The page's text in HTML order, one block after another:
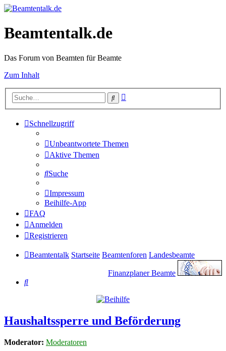
Beamtentalk.de
Das Forum von Beamten für Beamte
Zum Inhalt
Suche
Schnellzugriff
Unbeantwortete Themen
Aktive Themen
Suche
Impressum
Beihilfe-App
FAQ
Anmelden
Registrieren
Beamtentalk Startseite Beamtenforen Landesbeamte
Finanzplaner Beamte
Suche
Haushaltssperre und Beförderung
Moderator: Moderatoren